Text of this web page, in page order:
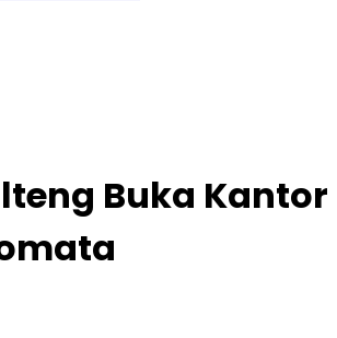
Buka Kantor